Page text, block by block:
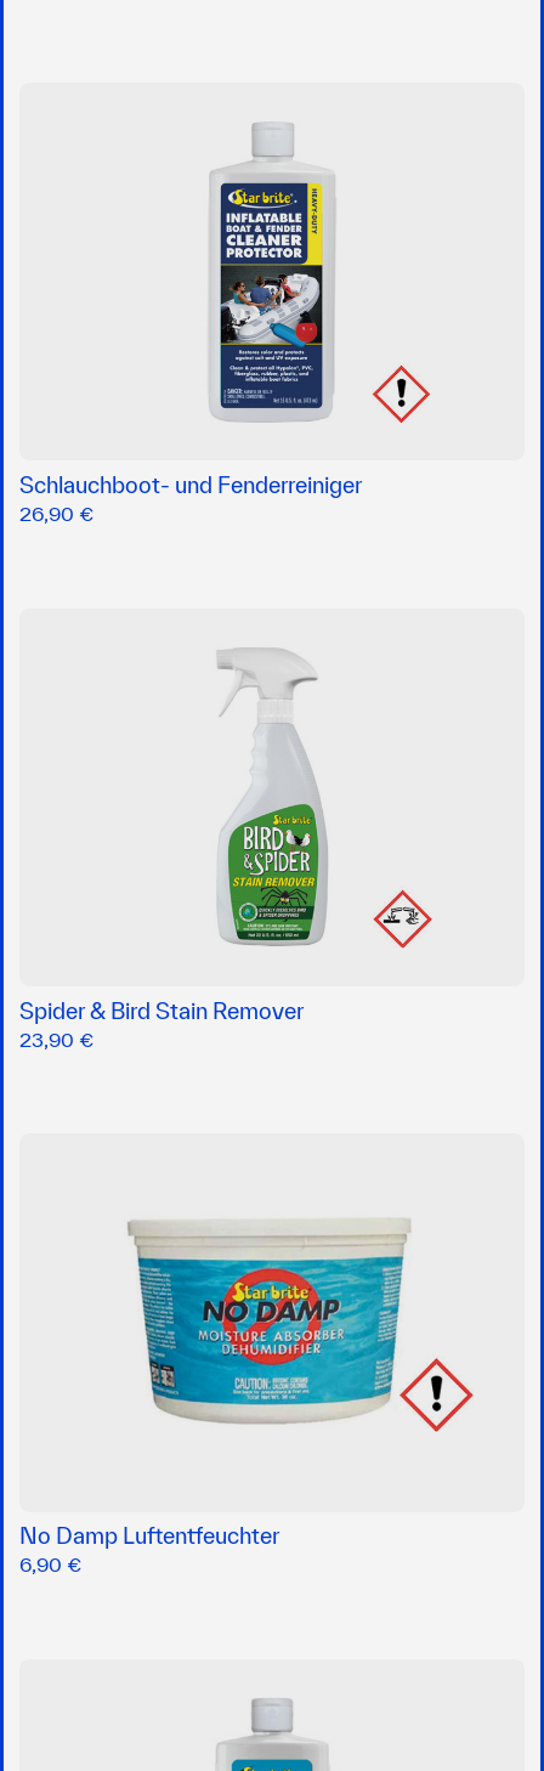
Schlauchboot- und Fenderreiniger
26,90 €
Spider & Bird Stain Remover
23,90 €
No Damp Luftentfeuchter
6,90 €